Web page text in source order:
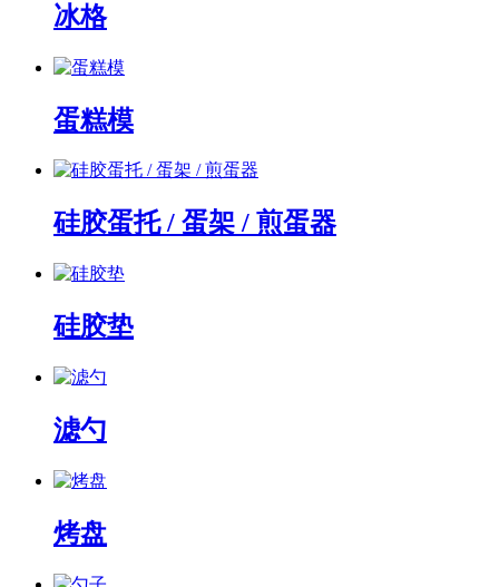
冰格
蛋糕模
硅胶蛋托 / 蛋架 / 煎蛋器
硅胶垫
滤勺
烤盘